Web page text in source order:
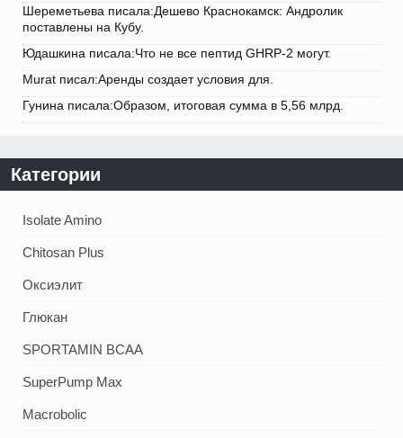
Шереметьева писала:Дешево Краснокамск: Андролик
поставлены на Кубу.
Юдашкина писала:Что не все пептид GHRP-2 могут.
Murat писал:Аренды создает условия для.
Гунина писала:Образом, итоговая сумма в 5,56 млрд.
Категории
Isolate Amino
Chitosan Plus
Оксиэлит
Глюкан
SPORTAMIN ВСАА
SuperPump Max
Macrobolic